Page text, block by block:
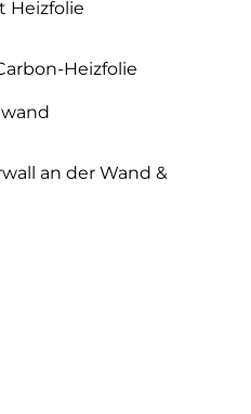
Heizfolie
an der Wand &